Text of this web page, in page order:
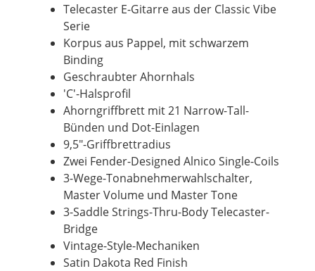
Telecaster E-Gitarreaus der Classic Vibe
Serie
Korpus aus Pappel, mit schwarzem
Binding
Geschraubter Ahornhals
'C'-Halsprofil
Ahorngriffbrett mit 21 Narrow-Tall-
Bünden und Dot-Einlagen
9,5"-Griffbrettradius
Zwei Fender-Designed Alnico Single-Coils
3-Wege-Tonabnehmerwahlschalter,
MasterVolume und MasterTone
3-Saddle Strings-Thru-Body Telecaster-
Bridge
Vintage-Style-Mechaniken
Satin Dakota Red Finish